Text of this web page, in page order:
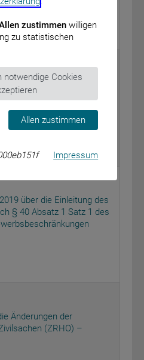
des Bundes“
Übertragung eines
Fidelis Insurance Ireland
über die Einleitung des
§ 40 Absatz 1 Satz 1 des
Änderungen der
(ZRHO) –
zustimmenwilligen
zu statistischen
Allen zustimmen
Impressum